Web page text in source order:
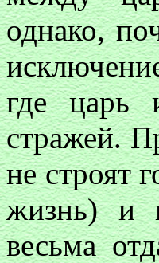
однако,
где царь
стражей.
не строят
жизнь) и
весьма